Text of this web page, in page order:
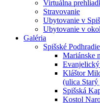
Virtuálna
Stravovanie
Ubytovanie v
Ubytovanie v
Galéria
Spišské Podhradie
Mariánske
Evanjelický
Kláštor
(ulica
Spišská
Kostol